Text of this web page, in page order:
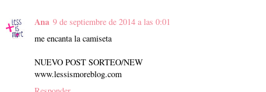
Ana 9 de septiembre de 2014 a las 0:01
me encanta la camiseta
NUEVO POST SORTEO/NEW
www.lessismoreblog.com